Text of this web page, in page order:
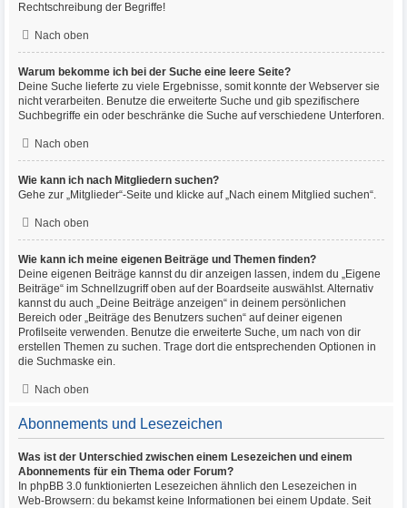
Rechtschreibung der Begriffe!
Nach oben
Warum bekomme ich bei der Suche eine leere Seite?
Deine Suche lieferte zu viele Ergebnisse, somit konnte der Webserver sie
nicht verarbeiten. Benutze die erweiterte Suche und gib spezifischere
Suchbegriffe ein oder beschränke die Suche auf verschiedene Unterforen.
Nach oben
Wie kann ich nach Mitgliedern suchen?
Gehe zur „Mitglieder“-Seite und klicke auf „Nach einem Mitglied suchen“.
Nach oben
Wie kann ich meine eigenen Beiträge und Themen finden?
Deine eigenen Beiträge kannst du dir anzeigen lassen, indem du „Eigene
Beiträge“ im Schnellzugriff oben auf der Boardseite auswählst. Alternativ
kannst du auch „Deine Beiträge anzeigen“ in deinem persönlichen
Bereich oder „Beiträge des Benutzers suchen“ auf deiner eigenen
Profilseite verwenden. Benutze die erweiterte Suche, um nach von dir
erstellen Themen zu suchen. Trage dort die entsprechenden Optionen in
die Suchmaske ein.
Nach oben
Abonnements und Lesezeichen
Was ist der Unterschied zwischen einem Lesezeichen und einem
Abonnements für ein Thema oder Forum?
In phpBB 3.0 funktionierten Lesezeichen ähnlich den Lesezeichen in
Web-Browsern: du bekamst keine Informationen bei einem Update. Seit